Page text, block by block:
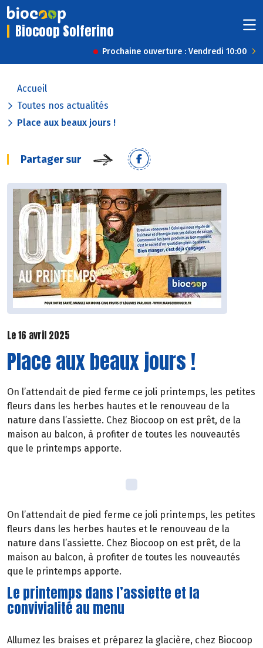
Biocoop Solferino
Prochaine ouverture : Vendredi 10:00
Accueil
Toutes nos actualités
Place aux beaux jours !
Partager sur
Le 16 avril 2025
Place aux beaux jours !
On l’attendait de pied ferme ce joli printemps, les petites
fleurs dans les herbes hautes et le renouveau de la
nature dans l’assiette. Chez Biocoop on est prêt, de la
maison au balcon, à profiter de toutes les nouveautés
que le printemps apporte.
On l’attendait de pied ferme ce joli printemps, les petites
fleurs dans les herbes hautes et le renouveau de la
nature dans l’assiette. Chez Biocoop on est prêt, de la
maison au balcon, à profiter de toutes les nouveautés
que le printemps apporte.
Le printemps dans l’assiette et la
convivialité au menu
Allumez les braises et préparez la glacière, chez Biocoop